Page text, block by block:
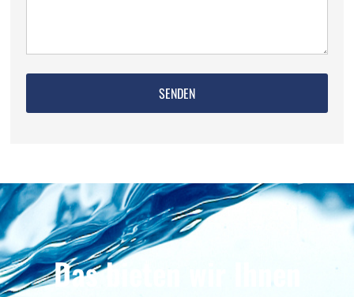
Das bieten wir Ihnen